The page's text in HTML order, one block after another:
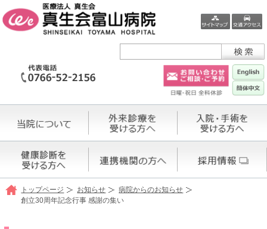
トップページ お知らせ
病院からのお知らせ
創立30周年記念行事 感謝の集い